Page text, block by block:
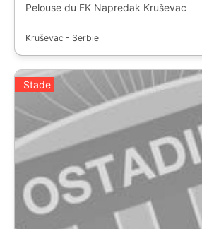
Pelouse du FK Napredak Kruševac
Kruševac - Serbie
Stade